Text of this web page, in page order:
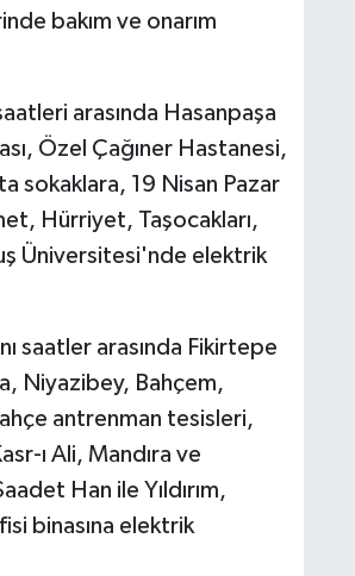
bakım ve onarım
arasında Hasanpaşa
Özel Çağıner Hastanesi,
sokaklara, 19 Nisan Pazar
Hürriyet, Taşocakları,
Üniversitesi'nde elektrik
saatler arasında Fikirtepe
Niyazibey, Bahçem,
antrenman tesisleri,
ı Ali, Mandıra ve
Han ile Yıldırım,
binasına elektrik